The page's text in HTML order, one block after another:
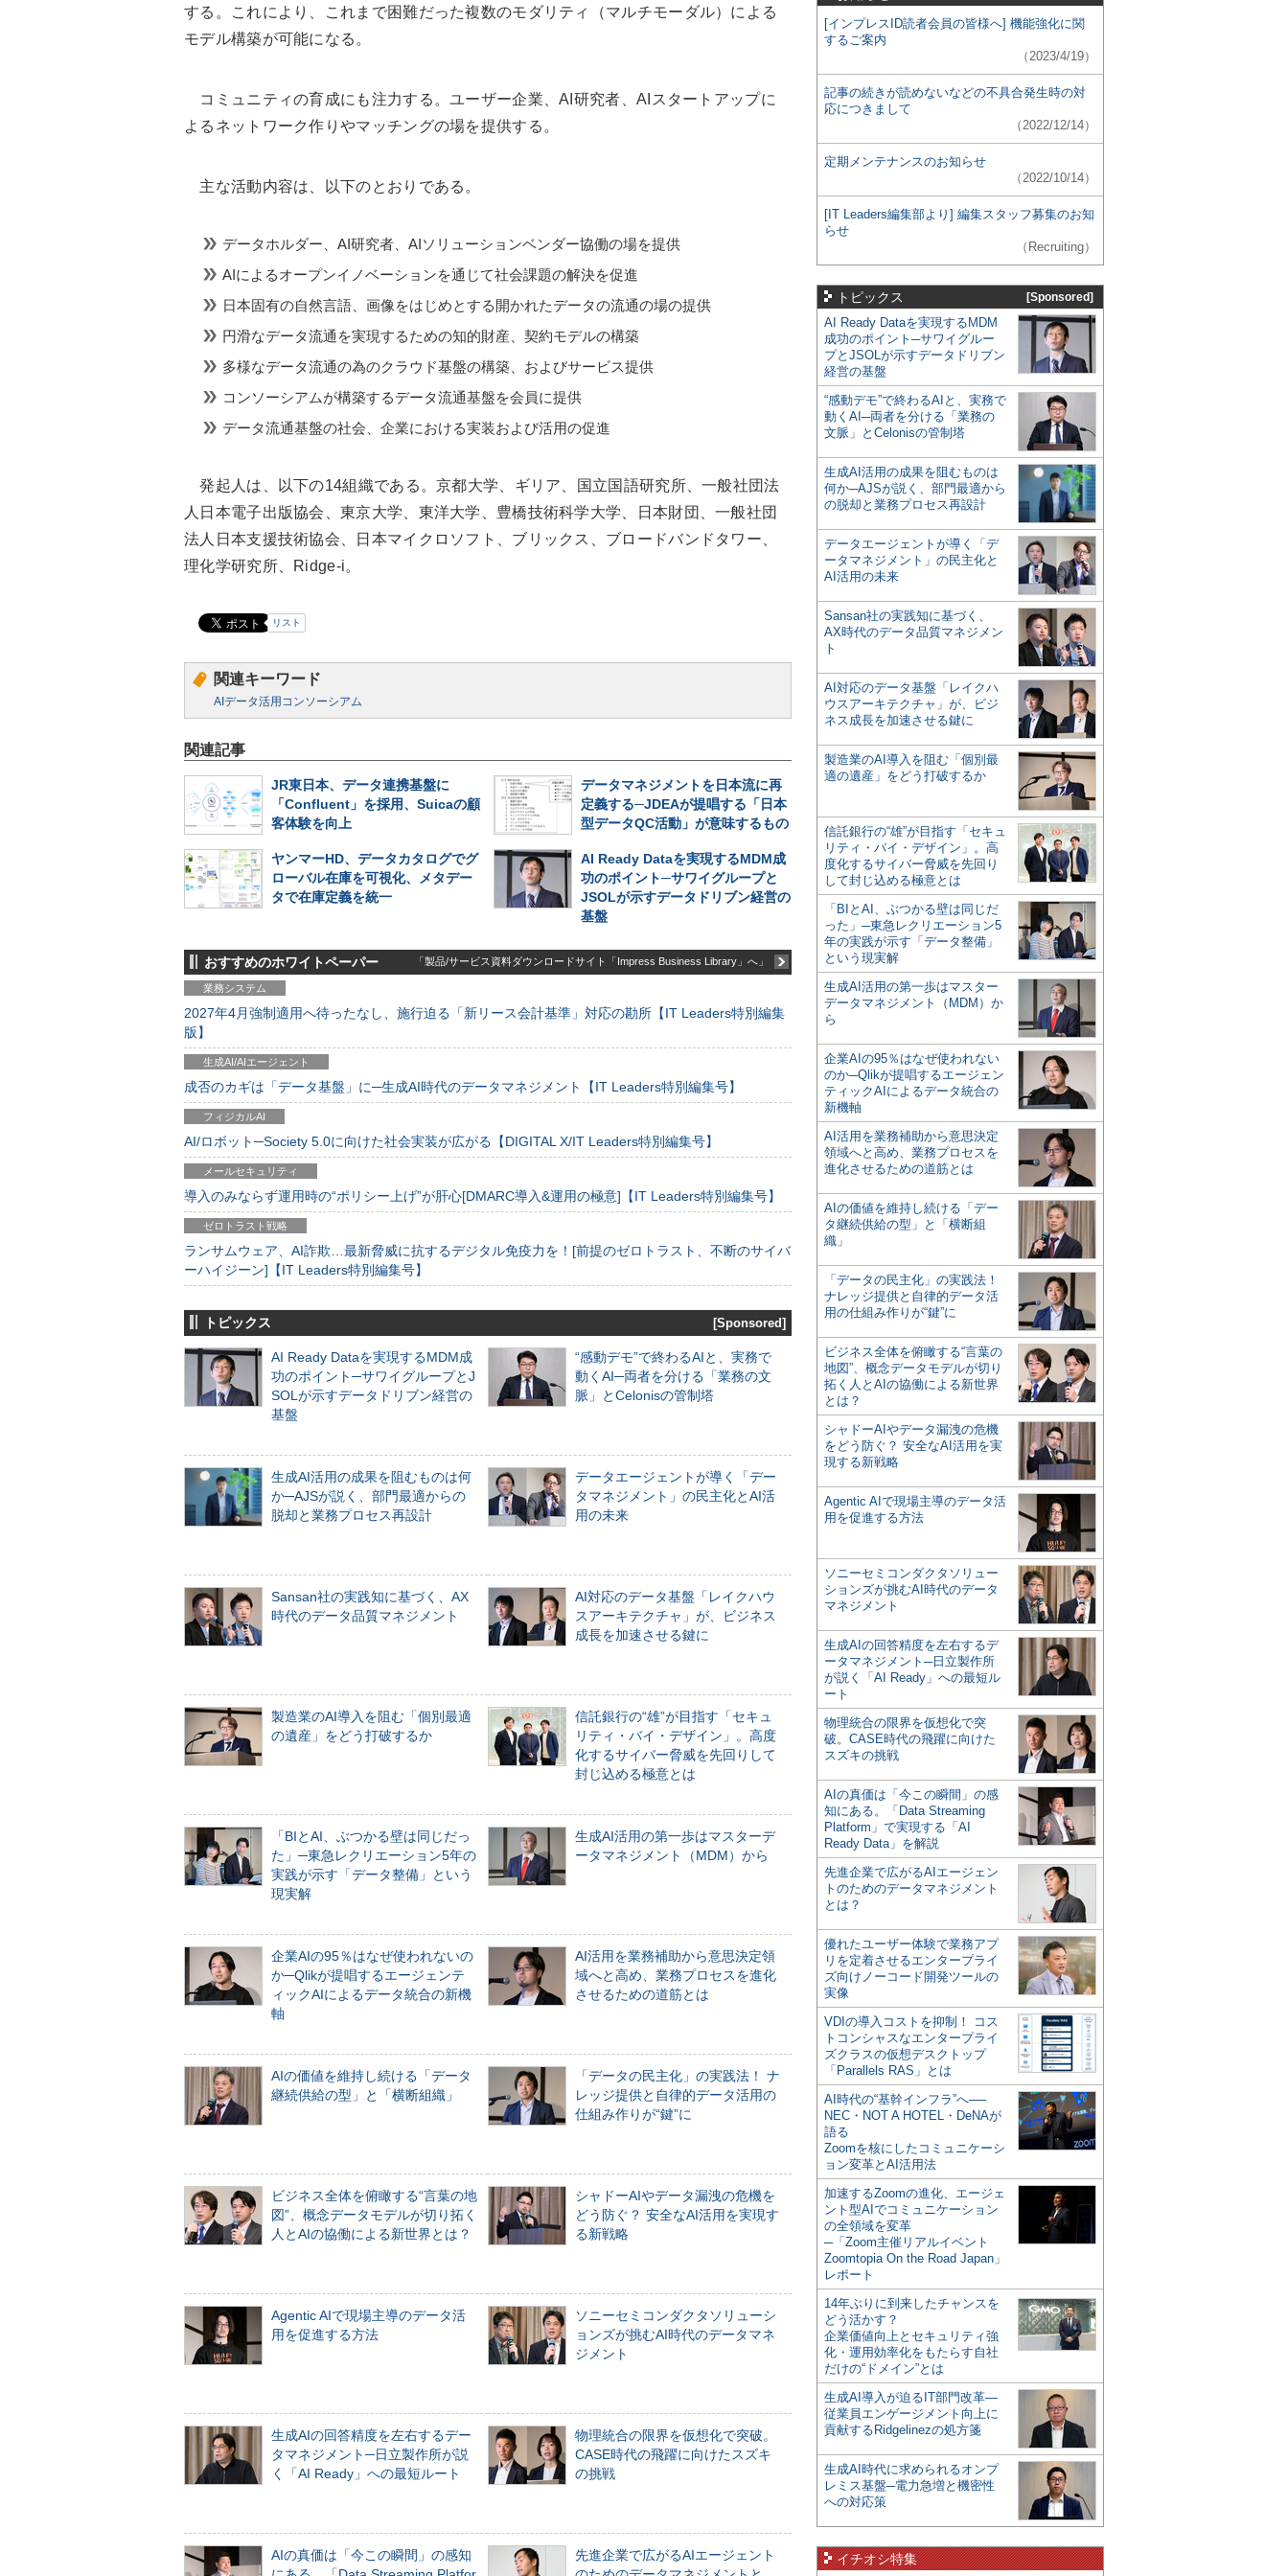
する。これにより、これまで困難だった複数のモダリティ（マルチモーダル）による
モデル構築が可能になる。
コミュニティの育成にも注力する。ユーザー企業、AI研究者、AIスタートアップに
よるネットワーク作りやマッチングの場を提供する。
主な活動内容は、以下のとおりである。
データホルダー、AI研究者、AIソリューションベンダー協働の場を提供
AIによるオープンイノベーションを通じて社会課題の解決を促進
日本固有の自然言語、画像をはじめとする開かれたデータの流通の場の提供
円滑なデータ流通を実現するための知的財産、契約モデルの構築
多様なデータ流通の為のクラウド基盤の構築、およびサービス提供
コンソーシアムが構築するデータ流通基盤を会員に提供
データ流通基盤の社会、企業における実装および活用の促進
発起人は、以下の14組織である。京都大学、ギリア、国立国語研究所、一般社団法
人日本電子出版協会、東京大学、東洋大学、豊橋技術科学大学、日本財団、一般社団
法人日本支援技術協会、日本マイクロソフト、ブリックス、ブロードバンドタワー、
理化学研究所、Ridge-i。
リスト
関連キーワード
AIデータ活用コンソーシアム
関連記事
JR東日本、データ連携基盤に
「Confluent」を採用、Suicaの顧
客体験を向上
データマネジメントを日本流に再
定義する─JDEAが提唱する「日本
型データQC活動」が意味するもの
ヤンマーHD、データカタログでグ
ローバル在庫を可視化、メタデー
タで在庫定義を統一
AI Ready Dataを実現するMDM成
功のポイント─サワイグループと
JSOLが示すデータドリブン経営の
基盤
おすすめのホワイトペーパー 「製品/サービス資料ダウンロードサイト「Impress Business Library」へ」
業務システム
2027年4月強制適用へ待ったなし、施行迫る「新リース会計基準」対応の勘所【IT Leaders特別編集
版】
生成AI/AIエージェント
成否のカギは「データ基盤」に─生成AI時代のデータマネジメント【IT Leaders特別編集号】
フィジカルAI
AI/ロボット─Society 5.0に向けた社会実装が広がる【DIGITAL X/IT Leaders特別編集号】
メールセキュリティ
導入のみならず運用時の“ポリシー上げ”が肝心[DMARC導入&運用の極意]【IT Leaders特別編集号】
ゼロトラスト戦略
ランサムウェア、AI詐欺…最新脅威に抗するデジタル免疫力を！[前提のゼロトラスト、不断のサイバ
ーハイジーン]【IT Leaders特別編集号】
トピックス [Sponsored]
AI Ready Dataを実現するMDM成
功のポイント─サワイグループとJ
SOLが示すデータドリブン経営の
基盤
“感動デモ”で終わるAIと、実務で
動くAI─両者を分ける「業務の文
脈」とCelonisの管制塔
生成AI活用の成果を阻むものは何
か─AJSが説く、部門最適からの
脱却と業務プロセス再設計
データエージェントが導く「デー
タマネジメント」の民主化とAI活
用の未来
Sansan社の実践知に基づく、AX
時代のデータ品質マネジメント
AI対応のデータ基盤「レイクハウ
スアーキテクチャ」が、ビジネス
成長を加速させる鍵に
製造業のAI導入を阻む「個別最適
の遺産」をどう打破するか
信託銀行の“雄”が目指す「セキュ
リティ・バイ・デザイン」。高度
化するサイバー脅威を先回りして
封じ込める極意とは
「BIとAI、ぶつかる壁は同じだっ
た」─東急レクリエーション5年の
実践が示す「データ整備」という
現実解
生成AI活用の第一歩はマスターデ
ータマネジメント（MDM）から
企業AIの95％はなぜ使われないの
か─Qlikが提唱するエージェンテ
ィックAIによるデータ統合の新機
軸
AI活用を業務補助から意思決定領
域へと高め、業務プロセスを進化
させるための道筋とは
AIの価値を維持し続ける「データ
継続供給の型」と「横断組織」
「データの民主化」の実践法！ ナ
レッジ提供と自律的データ活用の
仕組み作りが“鍵”に
ビジネス全体を俯瞰する“言葉の地
図”、概念データモデルが切り拓く
人とAIの協働による新世界とは？
シャドーAIやデータ漏洩の危機を
どう防ぐ？ 安全なAI活用を実現す
る新戦略
Agentic AIで現場主導のデータ活
用を促進する方法
ソニーセミコンダクタソリューシ
ョンズが挑むAI時代のデータマネ
ジメント
生成AIの回答精度を左右するデー
タマネジメント─日立製作所が説
く「AI Ready」への最短ルート
物理統合の限界を仮想化で突破。
CASE時代の飛躍に向けたスズキ
の挑戦
AIの真価は「今この瞬間」の感知
先進企業で広がるAIエージェント
[インプレスID読者会員の皆様へ] 機能強化に関
するご案内
（2023/4/19）
記事の続きが読めないなどの不具合発生時の対
応につきまして
（2022/12/14）
定期メンテナンスのお知らせ
（2022/10/14）
[IT Leaders編集部より] 編集スタッフ募集のお知
らせ
（Recruiting）
トピックス [Sponsored]
AI Ready Dataを実現するMDM
成功のポイント─サワイグルー
プとJSOLが示すデータドリブン
経営の基盤
“感動デモ”で終わるAIと、実務で
動くAI─両者を分ける「業務の
文脈」とCelonisの管制塔
生成AI活用の成果を阻むものは
何か─AJSが説く、部門最適から
の脱却と業務プロセス再設計
データエージェントが導く「デ
ータマネジメント」の民主化と
AI活用の未来
Sansan社の実践知に基づく、
AX時代のデータ品質マネジメン
ト
AI対応のデータ基盤「レイクハ
ウスアーキテクチャ」が、ビジ
ネス成長を加速させる鍵に
製造業のAI導入を阻む「個別最
適の遺産」をどう打破するか
信託銀行の“雄”が目指す「セキュ
リティ・バイ・デザイン」。高
度化するサイバー脅威を先回り
して封じ込める極意とは
「BIとAI、ぶつかる壁は同じだ
った」─東急レクリエーション5
年の実践が示す「データ整備」
という現実解
生成AI活用の第一歩はマスター
データマネジメント（MDM）か
ら
企業AIの95％はなぜ使われない
のか─Qlikが提唱するエージェン
ティックAIによるデータ統合の
新機軸
AI活用を業務補助から意思決定
領域へと高め、業務プロセスを
進化させるための道筋とは
AIの価値を維持し続ける「デー
タ継続供給の型」と「横断組
織」
「データの民主化」の実践法！
ナレッジ提供と自律的データ活
用の仕組み作りが“鍵”に
ビジネス全体を俯瞰する“言葉の
地図”、概念データモデルが切り
拓く人とAIの協働による新世界
とは？
シャドーAIやデータ漏洩の危機
をどう防ぐ？ 安全なAI活用を実
現する新戦略
Agentic AIで現場主導のデータ活
用を促進する方法
ソニーセミコンダクタソリュー
ションズが挑むAI時代のデータ
マネジメント
生成AIの回答精度を左右するデ
ータマネジメント─日立製作所
が説く「AI Ready」への最短ル
ート
物理統合の限界を仮想化で突
破。CASE時代の飛躍に向けた
スズキの挑戦
AIの真価は「今この瞬間」の感
知にある。「Data Streaming
Platform」で実現する「AI
Ready Data」を解説
先進企業で広がるAIエージェン
トのためのデータマネジメント
とは？
優れたユーザー体験で業務アプ
リを定着させるエンタープライ
ズ向けノーコード開発ツールの
実像
VDIの導入コストを抑制！ コス
トコンシャスなエンタープライ
ズクラスの仮想デスクトップ
「Parallels RAS」とは
AI時代の“基幹インフラ”へ──
NEC・NOT A HOTEL・DeNAが
語る
Zoomを核にしたコミュニケーシ
ョン変革とAI活用法
加速するZoomの進化、エージェ
ント型AIでコミュニケーション
の全領域を変革
─「Zoom主催リアルイベント
Zoomtopia On the Road Japan」
レポート
14年ぶりに到来したチャンスを
どう活かす？
企業価値向上とセキュリティ強
化・運用効率化をもたらす自社
だけの“ドメイン”とは
生成AI導入が迫るIT部門改革―
従業員エンゲージメント向上に
貢献するRidgelinezの処方箋
生成AI時代に求められるオンプ
レミス基盤─電力急増と機密性
への対応策
イチオシ特集